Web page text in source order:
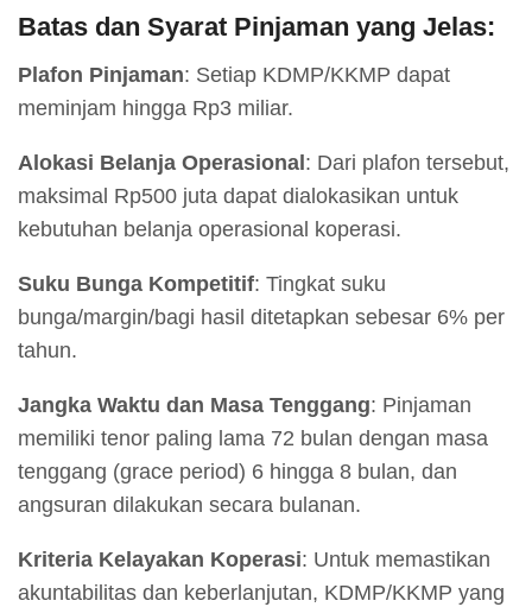
Batas dan Syarat Pinjaman yang Jelas:
Plafon Pinjaman: Setiap KDMP/KKMP dapat
meminjam hingga Rp3 miliar.
Alokasi Belanja Operasional : Dari plafon tersebut,
maksimal Rp500 juta dapat dialokasikan untuk
kebutuhan belanja operasional koperasi.
Suku Bunga Kompetitif: Tingkat suku
bunga/margin/bagi hasil ditetapkan sebesar 6% per
tahun.
Jangka Waktu dan Masa Tenggang: Pinjaman
memiliki tenor paling lama 72 bulan dengan masa
tenggang (grace period) 6 hingga 8 bulan, dan
angsuran dilakukan secara bulanan.
Kriteria Kelayakan Koperasi: Untuk memastikan
akuntabilitas dan keberlanjutan, KDMP/KKMP yang